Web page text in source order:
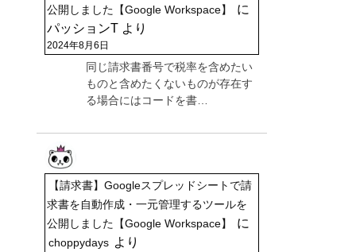
公開しました【Google Workspace】
に
パッションT より
2024年8月6日
同じ請求書番号で税率を含めたい
ものと含めたくないものが存在す
る場合にはコードを書…
【請求書】Googleスプレッドシートで請
求書を自動作成・一元管理するツールを
公開しました【Google Workspace】
に
choppydays より